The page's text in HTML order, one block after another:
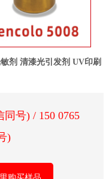
剂 清漆光引发剂 UV印刷
同号) / 150 0765
)
购买样品